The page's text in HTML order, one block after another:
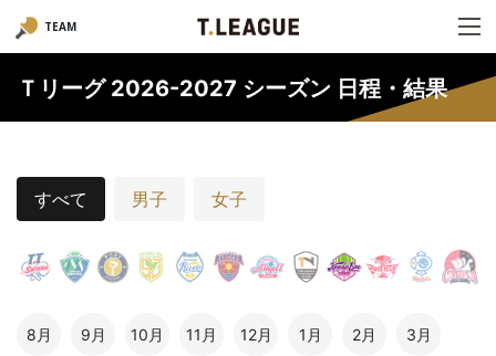
TEAM
Ｔリーグ 2026-2027 シーズン 日程・結果
すべて 男子 女子
8月 9月 10月 11月 12月 1月 2月 3月